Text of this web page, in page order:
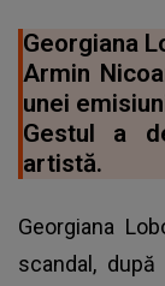
Georgiana
Armin
unei
Gestul a
artistă.
Georgiana
scandal,